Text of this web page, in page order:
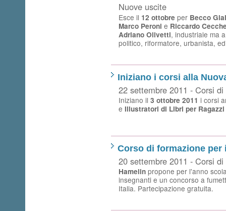
Nuove uscite
Esce il 12 ottobre per Becco
Marco Peroni e Riccardo
Adriano Olivetti, industriale ma
politico, riformatore, urbanista,
Iniziano i corsi alla
22 settembre 2011 - Corsi
Iniziano il 3 ottobre 2011 i corsi
e Illustratori di Libri per Ragazzi
Corso di formazione per
20 settembre 2011 - Corsi
Hamelin propone per l'anno
insegnanti e un concorso a
Italia. Partecipazione gratuita.